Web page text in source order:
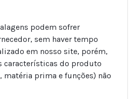
podem sofrer
sem haver tempo
em nosso site, porém,
características do produto
matéria prima e funções) não